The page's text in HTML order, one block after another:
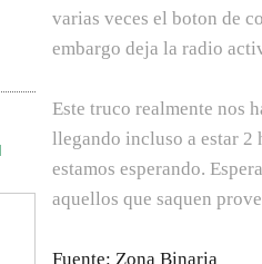
varias veces el boton de
embargo deja la radio
Este truco realmente nos
llegando incluso a estar 2
estamos esperando.
aquellos que saquen
Fuente: Zona Binaria